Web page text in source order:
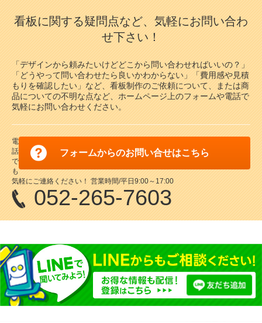
看板に関する疑問点など、気軽にお問い合わ
せ下さい！
「デザインから頼みたいけどどこから問い合わせればいいの？」
「どうやって問い合わせたら良いかわからない」「費用感や見積
もりを確認したい」など、看板制作のご依頼について、または商
品についての不明な点など、ホームページ上のフォームや電話で
気軽にお問い合わせください。
フォームからのお問い合せはこちら
電
話
で
も
気軽にご連絡ください！ 営業時間/平日9:00～17:00
052-265-7603